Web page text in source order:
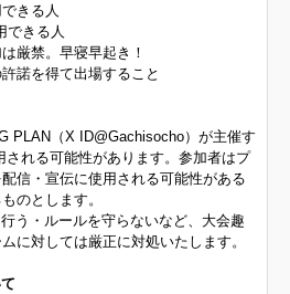
トを使用できる人
できる人
加は厳禁。早寝早起き！
諾を得て出場すること
PLAN（X ID@Gachisocho）が主催す
される可能性があります。参加者はプ
信・宣伝に使用される可能性がある
のとします。
う・ルールを守らないなど、大会趣
に対しては厳正に対処いたします。